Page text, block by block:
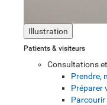
Illustration
Patients & visiteurs
Consultations
Prendre,
Préparer
Parcourir